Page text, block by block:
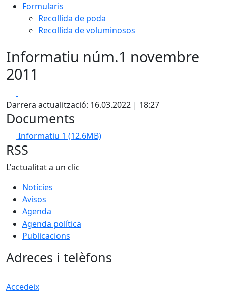
Formularis
Recollida de poda
Recollida de voluminosos
Informatiu núm.1 novembre
2011
Darrera actualització: 16.03.2022 | 18:27
Documents
Informatiu 1 (12.6MB)
RSS
L'actualitat a un clic
Notícies
Avisos
Agenda
Agenda política
Publicacions
Adreces i telèfons
Accedeix